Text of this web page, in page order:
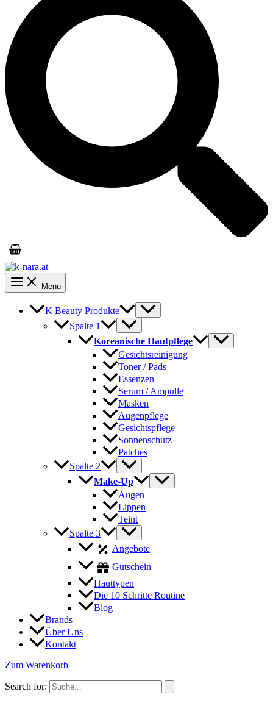
Menü
K Beauty Produkte
Spalte 1
Koreanische Hautpflege
Gesichtsreinigung
Toner / Pads
Essenzen
Serum / Ampulle
Masken
Augenpflege
Gesichtspflege
Sonnenschutz
Patches
Spalte 2
Make-Up
Augen
Lippen
Teint
Spalte 3
Angebote
Gutschein
Hauttypen
Die 10 Schritte Routine
Blog
Brands
Über Uns
Kontakt
Zum Warenkorb
Search for: